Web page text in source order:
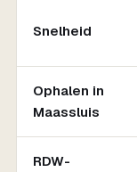
Snelheid
Ophalen in
Maassluis
RDW-